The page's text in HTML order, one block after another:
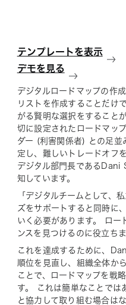
テンプレートを表示
デモを見る
デジタルロードマップの作
リストを作成することだけ
がる賢明な選択をすること
切に設定されたロードマッ
ダー (利害関係者) との足並
定し、難しいトレードオフ
デジタル部門長であるDani
知しています。
「デジタルチームとして、
ズをサポートすると同時に
いく必要があります。 ロー
ンスを見つけるのに役立ち
これを達成するために、
順位を見直し、組織全体か
ことで、ロードマップを戦
す。 これは簡単なことでは
と協力して取り組む場合は